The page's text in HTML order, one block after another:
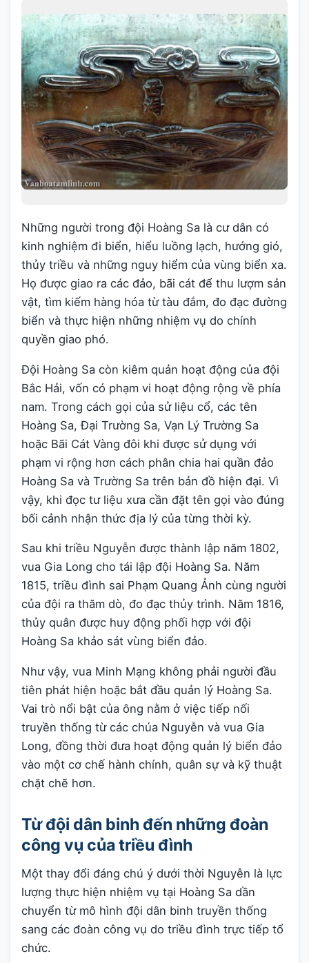
Những người trong đội Hoàng Sa là cư dân có
kinh nghiệm đi biển, hiểu luồng lạch, hướng gió,
thủy triều và những nguy hiểm của vùng biển xa.
Họ được giao ra các đảo, bãi cát để thu lượm sản
vật, tìm kiếm hàng hóa từ tàu đắm, đo đạc đường
biển và thực hiện những nhiệm vụ do chính
quyền giao phó.
Đội Hoàng Sa còn kiêm quản hoạt động của đội
Bắc Hải, vốn có phạm vi hoạt động rộng về phía
nam. Trong cách gọi của sử liệu cổ, các tên
Hoàng Sa, Đại Trường Sa, Vạn Lý Trường Sa
hoặc Bãi Cát Vàng đôi khi được sử dụng với
phạm vi rộng hơn cách phân chia hai quần đảo
Hoàng Sa và Trường Sa trên bản đồ hiện đại. Vì
vậy, khi đọc tư liệu xưa cần đặt tên gọi vào đúng
bối cảnh nhận thức địa lý của từng thời kỳ.
Sau khi triều Nguyễn được thành lập năm 1802,
vua Gia Long cho tái lập đội Hoàng Sa. Năm
1815, triều đình sai Phạm Quang Ảnh cùng người
của đội ra thăm dò, đo đạc thủy trình. Năm 1816,
thủy quân được huy động phối hợp với đội
Hoàng Sa khảo sát vùng biển đảo.
Như vậy, vua Minh Mạng không phải người đầu
tiên phát hiện hoặc bắt đầu quản lý Hoàng Sa.
Vai trò nổi bật của ông nằm ở việc tiếp nối
truyền thống từ các chúa Nguyễn và vua Gia
Long, đồng thời đưa hoạt động quản lý biển đảo
vào một cơ chế hành chính, quân sự và kỹ thuật
chặt chẽ hơn.
Từ đội dân binh đến những đoàn
công vụ của triều đình
Một thay đổi đáng chú ý dưới thời Nguyễn là lực
lượng thực hiện nhiệm vụ tại Hoàng Sa dần
chuyển từ mô hình đội dân binh truyền thống
sang các đoàn công vụ do triều đình trực tiếp tổ
chức.